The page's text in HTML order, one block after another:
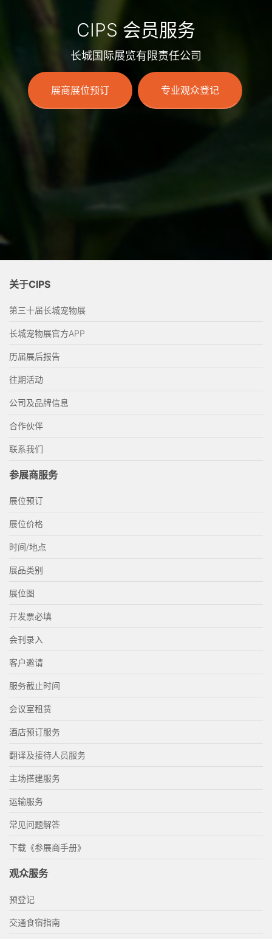
CIPS 会员服务
长城国际展览有限责任公司
展商展位预订 专业观众登记
关于CIPS
第三十届长城宠物展
长城宠物展官方APP
历届展后报告
往期活动
公司及品牌信息
合作伙伴
联系我们
参展商服务
展位预订
展位价格
时间/地点
展品类别
展位图
开发票必填
会刊录入
客户邀请
服务截止时间
会议室租赁
酒店预订服务
翻译及接待人员服务
主场搭建服务
运输服务
常见问题解答
下载《参展商手册》
观众服务
预登记
交通食宿指南